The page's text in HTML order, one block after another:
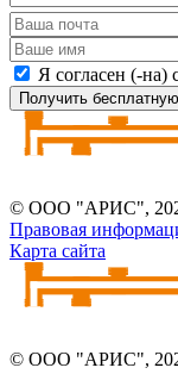
Я согласен (-на)
Получить
© ООО "АРИС",
Правовая
Карта сайта
© ООО "АРИС",